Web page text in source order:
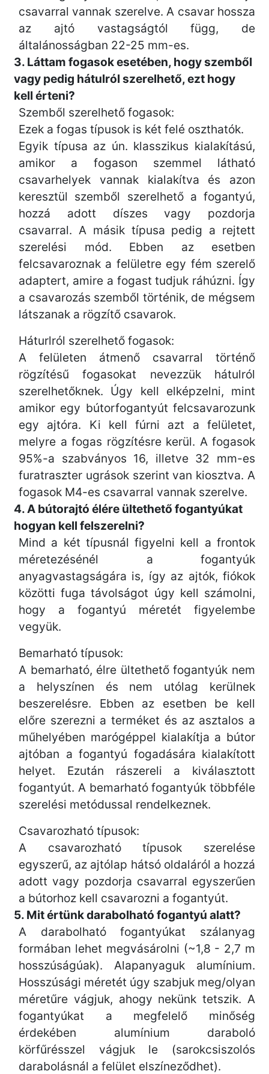
csavarral vannak szerelve. A csavar hossza
az ajtó vastagságtól függ, de
általánosságban 22-25 mm-es.
3. Láttam fogasok esetében, hogy szemből
vagy pedig hátulról szerelhető, ezt hogy
kell érteni?
Szemből szerelhető fogasok:
Ezek a fogas típusok is két felé oszthatók.
Egyik típusa az ún. klasszikus kialakítású,
amikor a fogason szemmel látható
csavarhelyek vannak kialakítva és azon
keresztül szemből szerelhető a fogantyú,
hozzá adott díszes vagy pozdorja
csavarral. A másik típusa pedig a rejtett
szerelési mód. Ebben az esetben
felcsavaroznak a felületre egy fém szerelő
adaptert, amire a fogast tudjuk ráhúzni. Így
a csavarozás szemből történik, de mégsem
látszanak a rögzítő csavarok.
Háturlról szerelhető fogasok:
A felületen átmenő csavarral történő
rögzítésű fogasokat nevezzük hátulról
szerelhetőknek. Úgy kell elképzelni, mint
amikor egy bútorfogantyút felcsavarozunk
egy ajtóra. Ki kell fúrni azt a felületet,
melyre a fogas rögzítésre kerül. A fogasok
95%-a szabványos 16, illetve 32 mm-es
furatraszter ugrások szerint van kiosztva. A
fogasok M4-es csavarral vannak szerelve.
4. A bútorajtó élére ültethető fogantyúkat
hogyan kell felszerelni?
Mind a két típusnál figyelni kell a frontok
méretezésénél a fogantyúk
anyagvastagságára is, így az ajtók, fiókok
közötti fuga távolságot úgy kell számolni,
hogy a fogantyú méretét figyelembe
vegyük.
Bemarható típusok:
A bemarható, élre ültethető fogantyúk nem
a helyszínen és nem utólag kerülnek
beszerelésre. Ebben az esetben be kell
előre szerezni a terméket és az asztalos a
műhelyében marógéppel kialakítja a bútor
ajtóban a fogantyú fogadására kialakított
helyet. Ezután rászereli a kiválasztott
fogantyút. A bemarható fogantyúk többféle
szerelési metódussal rendelkeznek.
Csavarozható típusok:
A csavarozható típusok szerelése
egyszerű, az ajtólap hátsó oldaláról a hozzá
adott vagy pozdorja csavarral egyszerűen
a bútorhoz kell csavarozni a fogantyút.
5. Mit értünk darabolható fogantyú alatt?
A darabolható fogantyúkat szálanyag
formában lehet megvásárolni (~1,8 - 2,7 m
hosszúságúak). Alapanyaguk alumínium.
Hosszúsági méretét úgy szabjuk meg/olyan
méretűre vágjuk, ahogy nekünk tetszik. A
fogantyúkat a megfelelő minőség
érdekében alumínium daraboló
körfűrésszel vágjuk le (sarokcsiszolós
darabolásnál a felület elszíneződhet).